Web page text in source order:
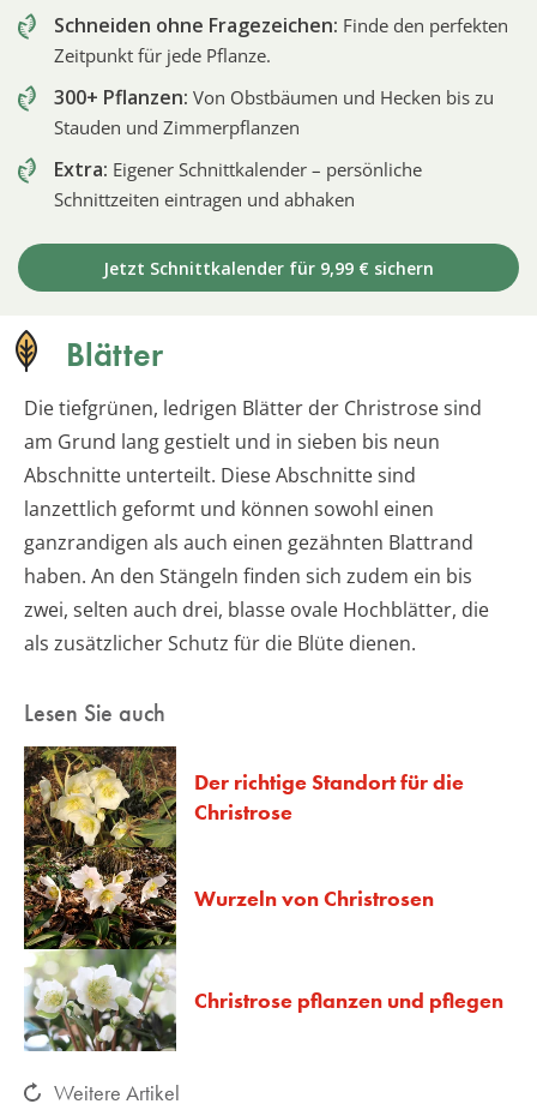
Schneiden ohne Fragezeichen: Finde den perfekten
Zeitpunkt für jede Pflanze.
300+ Pflanzen: Von Obstbäumen und Hecken bis zu
Stauden und Zimmerpflanzen
Extra: Eigener Schnittkalender – persönliche
Schnittzeiten eintragen und abhaken
Jetzt Schnittkalender für 9,99 € sichern
Blätter
Die tiefgrünen, ledrigen Blätter der Christrose sind
am Grund lang gestielt und in sieben bis neun
Abschnitte unterteilt. Diese Abschnitte sind
lanzettlich geformt und können sowohl einen
ganzrandigen als auch einen gezähnten Blattrand
haben. An den Stängeln finden sich zudem ein bis
zwei, selten auch drei, blasse ovale Hochblätter, die
als zusätzlicher Schutz für die Blüte dienen.
Lesen Sie auch
Der richtige Standort für die
Christrose
Wurzeln von Christrosen
Christrose pflanzen und pflegen
Weitere Artikel